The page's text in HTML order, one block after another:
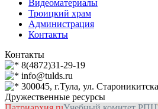
Видеоматериалы
Троицкий храм
Администрация
Контакты
Контакты
8(4872)31-29-19
info@tulds.ru
300045, г.Тула, ул.
Дружественные ресурсы